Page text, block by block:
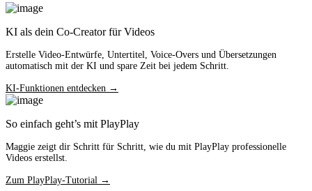
KI als dein Co-Creator für Videos
Erstelle Video-Entwürfe, Untertitel, Voice-Overs und Übersetzungen
automatisch mit der KI und spare Zeit bei jedem Schritt.
KI-Funktionen entdecken →
So einfach geht’s mit PlayPlay
Maggie zeigt dir Schritt für Schritt, wie du mit PlayPlay professionelle
Videos erstellst.
Zum PlayPlay-Tutorial →